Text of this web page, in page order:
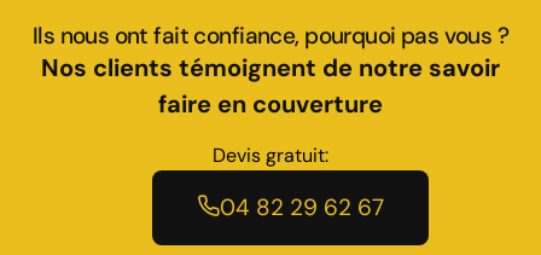
Ils nous ont fait confiance, pourquoi pas vous ?
Nos clients témoignent de notre savoir
faire en couverture
Devis gratuit:
04 82 29 62 67